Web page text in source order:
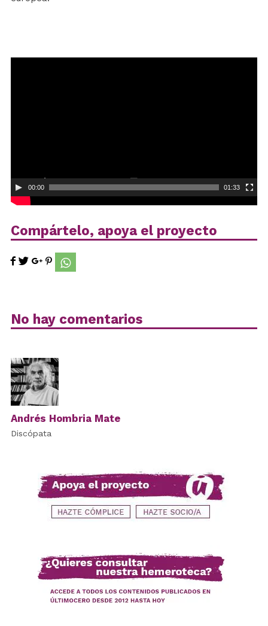
00:00 01:33
Compártelo, apoya el proyecto
No hay comentarios
Andrés Hombria Mate
Discópata